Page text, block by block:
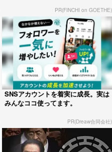
PR(FINCHI on GOETHE)
SNSアカウントを着実に成長。実は
みんなココ使ってます。
PR(Dreaw合同会社)